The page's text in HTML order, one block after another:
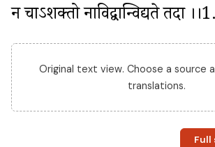
न चाऽशक्तो नाविद्वान्विद्यते तदा
Original text view. Choose a source
translations.
Full